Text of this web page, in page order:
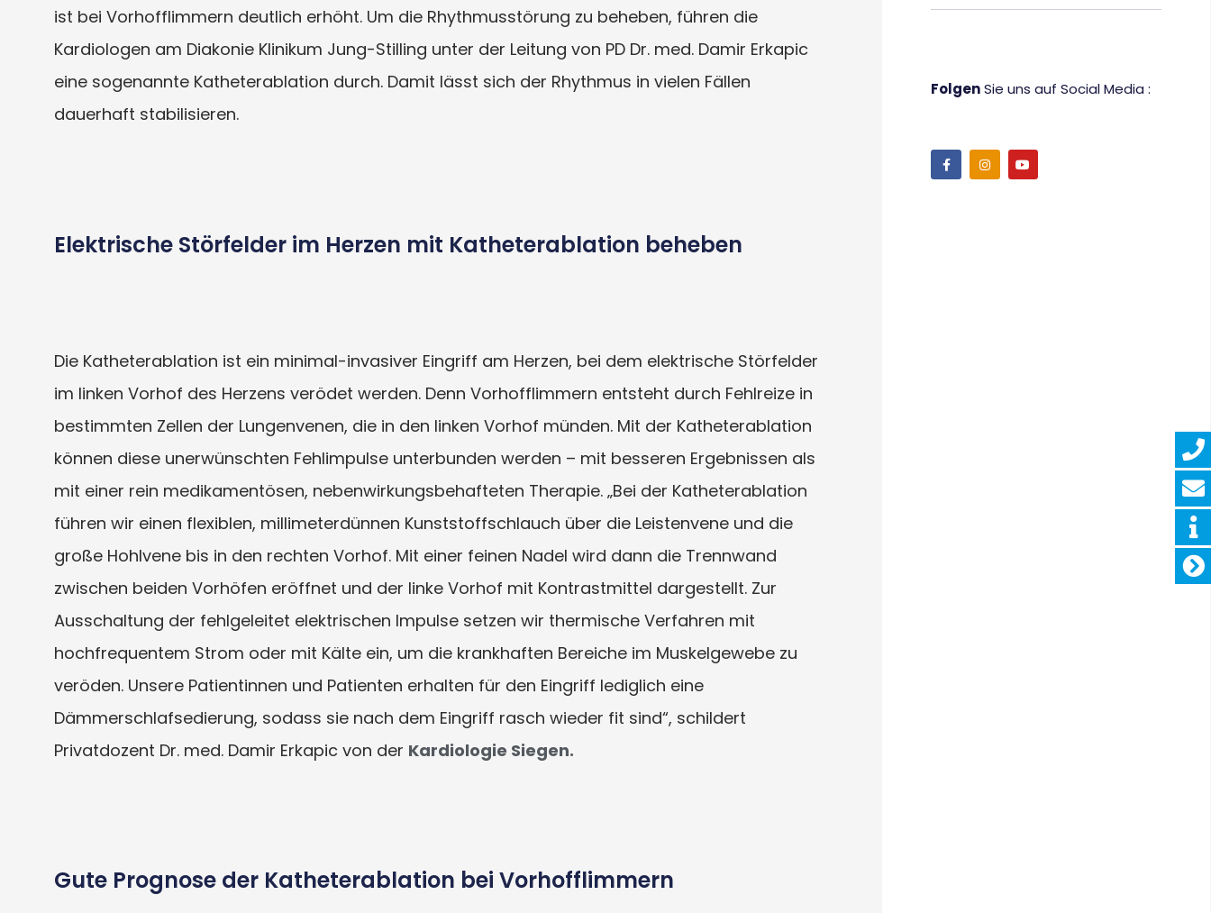
ist bei Vorhofflimmern deutlich erhöht. Um die Rhythmusstörung zu beheben, führen die
Kardiologen am Diakonie Klinikum Jung-Stilling unter der Leitung von PD Dr. med. Damir Erkapic
eine sogenannte Katheterablation durch. Damit lässt sich der Rhythmus in vielen Fällen
dauerhaft stabilisieren.
Elektrische Störfelder im Herzen mit Katheterablation beheben
Die Katheterablation ist ein minimal-invasiver Eingriff am Herzen, bei dem elektrische Störfelder
im linken Vorhof des Herzens verödet werden. Denn Vorhofflimmern entsteht durch Fehlreize in
bestimmten Zellen der Lungenvenen, die in den linken Vorhof münden. Mit der Katheterablation
können diese unerwünschten Fehlimpulse unterbunden werden – mit besseren Ergebnissen als
mit einer rein medikamentösen, nebenwirkungsbehafteten Therapie. „Bei der Katheterablation
führen wir einen flexiblen, millimeterdünnen Kunststoffschlauch über die Leistenvene und die
große Hohlvene bis in den rechten Vorhof. Mit einer feinen Nadel wird dann die Trennwand
zwischen beiden Vorhöfen eröffnet und der linke Vorhof mit Kontrastmittel dargestellt. Zur
Ausschaltung der fehlgeleitet elektrischen Impulse setzen wir thermische Verfahren mit
hochfrequentem Strom oder mit Kälte ein, um die krankhaften Bereiche im Muskelgewebe zu
veröden. Unsere Patientinnen und Patienten erhalten für den Eingriff lediglich eine
Dämmerschlafsedierung, sodass sie nach dem Eingriff rasch wieder fit sind“, schildert
Privatdozent Dr. med. Damir Erkapic von der Kardiologie Siegen.
Gute Prognose der Katheterablation bei Vorhofflimmern
FolgenSie uns auf Social Media :